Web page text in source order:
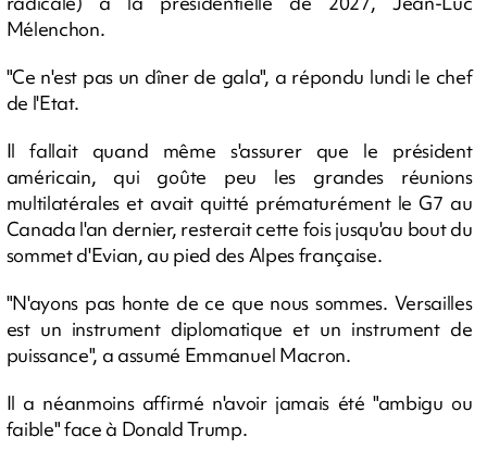
Mélenchon.
"Ce n'est pas un dîner de gala", a répondu lundi le chef
de l'Etat.
Il fallait quand même s'assurer que le président
américain, qui goûte peu les grandes réunions
multilatérales et avait quitté prématurément le G7 au
Canada l'an dernier, resterait cette fois jusqu'au bout du
sommet d'Evian, au pied des Alpes française.
"N'ayons pas honte de ce que nous sommes. Versailles
est un instrument diplomatique et un instrument de
puissance", a assumé Emmanuel Macron.
Il a néanmoins affirmé n'avoir jamais été "ambigu ou
faible" face à Donald Trump.